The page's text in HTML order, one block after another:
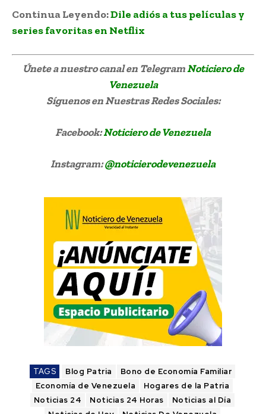
Continua Leyendo:Dile adiós a tus películas y
series favoritas en Netflix
Únete a nuestro canal en TelegramNoticiero de
Venezuela
Síguenosen Nuestras Redes Sociales:
Facebook:Noticiero de Venezuela
Instagram:@noticierodevenezuela
TAGS Blog Patria
Bono de Economía Familiar
Economía de Venezuela
Hogares de la Patria
Noticias 24
Noticias 24 Horas
Noticias al Día